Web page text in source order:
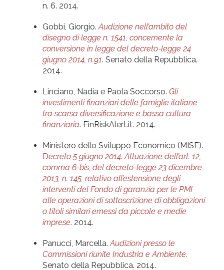
n. 6. 2014.
Gobbi, Giorgio. Audizione nell’ambito del
disegno di legge n. 1541, concernente la
conversione in legge del decreto-legge 24
giugno 2014, n.91. Senato della Repubblica.
2014.
Linciano, Nadia e Paola Soccorso. Gli
investimenti finanziari delle famiglie italiane
tra scarsa diversificazione e bassa cultura
finanziaria. FinRiskAlert.it. 2014.
Ministero dello Sviluppo Economico (MISE).
Decreto 5 giugno 2014. Attuazione dell’art. 12,
comma 6-bis, del decreto-legge 23 dicembre
2013, n. 145, relativo all’estensione degli
interventi del Fondo di garanzia per le PMI
alle operazioni di sottoscrizione di obbligazioni
o titoli similari emessi da piccole e medie
imprese. 2014.
Panucci, Marcella. Audizioni presso le
Commissioni riunite Industria e Ambiente.
Senato della Repubblica. 2014.